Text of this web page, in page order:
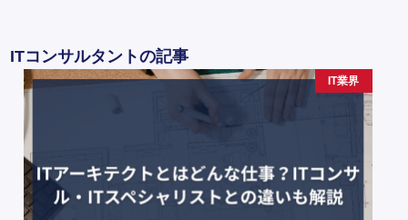
ITコンサルタントの記事
IT業界